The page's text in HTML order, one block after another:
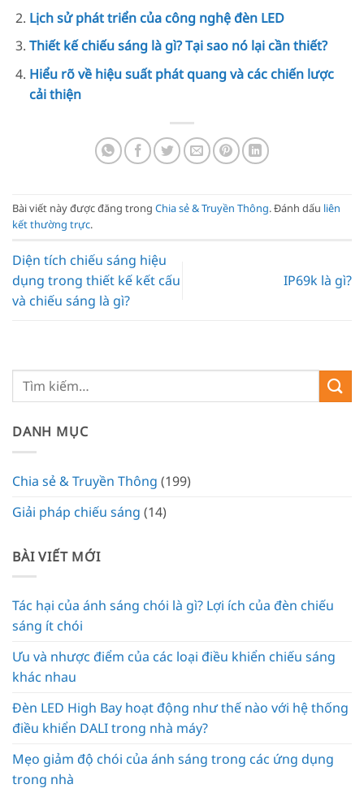
Lịch sử phát triển của công nghệ đèn LED
Thiết kế chiếu sáng là gì? Tại sao nó lại cần thiết?
Hiểu rõ về hiệu suất phát quang và các chiến lược
cải thiện
Bài viết này được đăng trong Chia sẻ & Truyền Thông. Đánh dấu liên
kết thường trực.
Diện tích chiếu sáng hiệu
dụng trong thiết kế kết cấu
và chiếu sáng là gì?
IP69k là gì?
DANH MỤC
Chia sẻ & Truyền Thông (199)
Giải pháp chiếu sáng (14)
BÀI VIẾT MỚI
Tác hại của ánh sáng chói là gì? Lợi ích của đèn chiếu
sáng ít chói
Ưu và nhược điểm của các loại điều khiển chiếu sáng
khác nhau
Đèn LED High Bay hoạt động như thế nào với hệ thống
điều khiển DALI trong nhà máy?
Mẹo giảm độ chói của ánh sáng trong các ứng dụng
trong nhà